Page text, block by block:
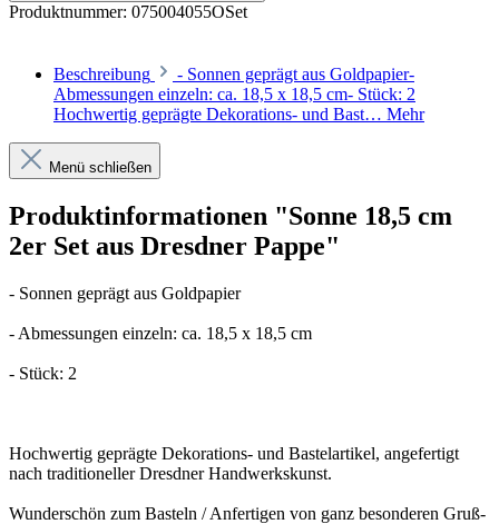
Produktnummer: 075004055OSet
Beschreibung
- Sonnen geprägt aus Goldpapier-
Abmessungen einzeln: ca. 18,5 x 18,5 cm- Stück: 2
Hochwertig geprägte Dekorations- und Bast… Mehr
Menü schließen
Produktinformationen "Sonne 18,5 cm
2er Set aus Dresdner Pappe"
- Sonnen geprägt aus Goldpapier
- Abmessungen einzeln: ca. 18,5 x 18,5 cm
- Stück: 2
Hochwertig geprägte Dekorations- und Bastelartikel, angefertigt
nach traditioneller Dresdner Handwerkskunst.
Wunderschön zum Basteln / Anfertigen von ganz besonderen Gruß-